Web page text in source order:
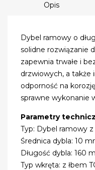
Opis
Dybel ramowy o
solidne rozwiązanie
zapewnia trwałe i
drzwiowych, a także
odporność na
sprawne wykonanie
Parametry
Typ: Dybel ramowy
Średnica dybla: 10
Długość dybla: 160
Typ wkręta: z łbem